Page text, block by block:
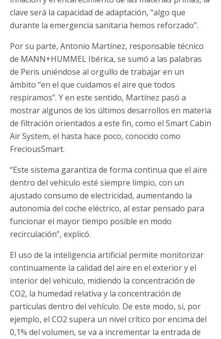
clave será la capacidad de adaptación, “algo que
durante la emergencia sanitaria hemos reforzado”.
Por su parte, Antonio Martínez, responsable técnico
de MANN+HUMMEL Ibérica, se sumó a las palabras
de Peris uniéndose al orgullo de trabajar en un
ámbito “en el que cuidamos el aire que todos
respiramos”. Y en este sentido, Martínez pasó a
mostrar algunos de los últimos desarrollos en materia
de filtración orientados a este fin, como el Smart Cabin
Air System, el hasta hace poco, conocido como
FreciousSmart.
“Este sistema garantiza de forma continua que el aire
dentro del vehículo esté siempre limpio, con un
ajustado consumo de electricidad, aumentando la
autonomía del coche eléctrico, al estar pensado para
funcionar el mayor tiempo posible en modo
recirculación”, explicó.
El uso de la inteligencia artificial permite monitorizar
continuamente la calidad del aire en el exterior y el
interior del vehículo, midiendo la concentración de
CO2, la humedad relativa y la concentración de
partículas dentro del vehículo. De este modo, si, por
ejemplo, el CO2 supera un nivel crítico por encima del
0,1% del volumen, se va a incrementar la entrada de